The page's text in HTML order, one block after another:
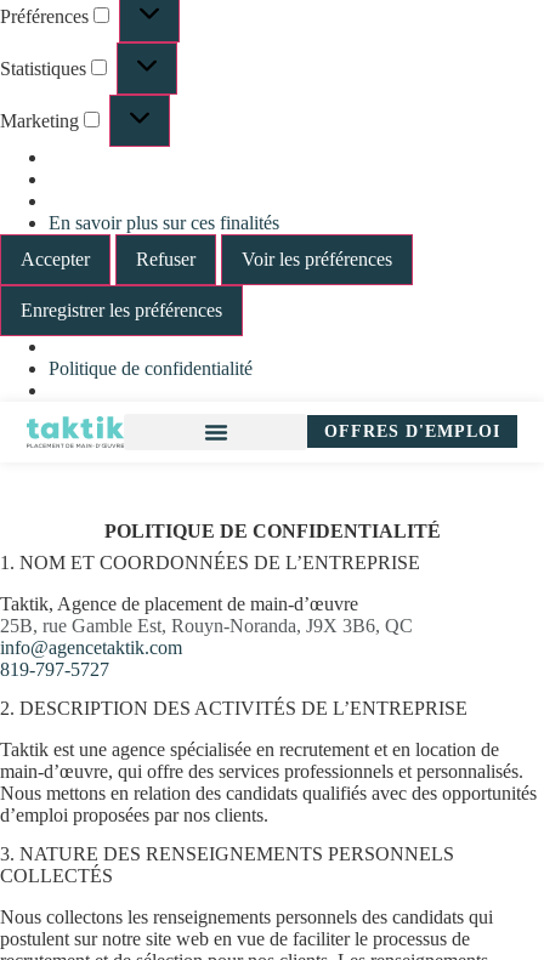
Préférences
Statistiques
Marketing
En savoir plus sur ces finalités
Accepter
Refuser Voir les préférences
Enregistrer les préférences
Politique de confidentialité
OFFRES D'EMPLOI
POLITIQUE DE CONFIDENTIALITÉ
1. NOM ET COORDONNÉES DE L’ENTREPRISE
Taktik, Agence de placement de main-d’œuvre
25B, rue Gamble Est, Rouyn-Noranda, J9X 3B6, QC
info@agencetaktik.com
819-797-5727
2. DESCRIPTION DES ACTIVITÉS DE L’ENTREPRISE
Taktik est une agence spécialisée en recrutement et en location de
main-d’œuvre, qui offre des services professionnels et personnalisés.
Nous mettons en relation des candidats qualifiés avec des opportunités
d’emploi proposées par nos clients.
3. NATURE DES RENSEIGNEMENTS PERSONNELS
COLLECTÉS
Nous collectons les renseignements personnels des candidats qui
postulent sur notre site web en vue de faciliter le processus de